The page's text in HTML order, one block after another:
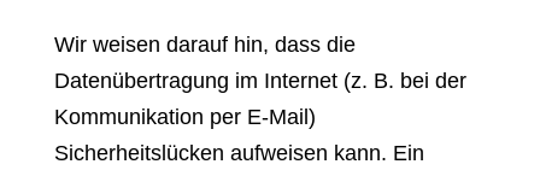
Wir weisen darauf hin, dass die
Datenübertragung im Internet (z. B. bei der
Kommunikation per E-Mail)
Sicherheitslücken aufweisen kann. Ein